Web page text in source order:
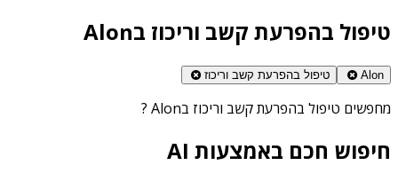
טיפול בהפרעת קשב וריכוז בAlon
Alon טיפול בהפרעת קשב וריכוז
מחפשים טיפול בהפרעת קשב וריכוז בAlon ?
חיפוש חכם באמצעות AI